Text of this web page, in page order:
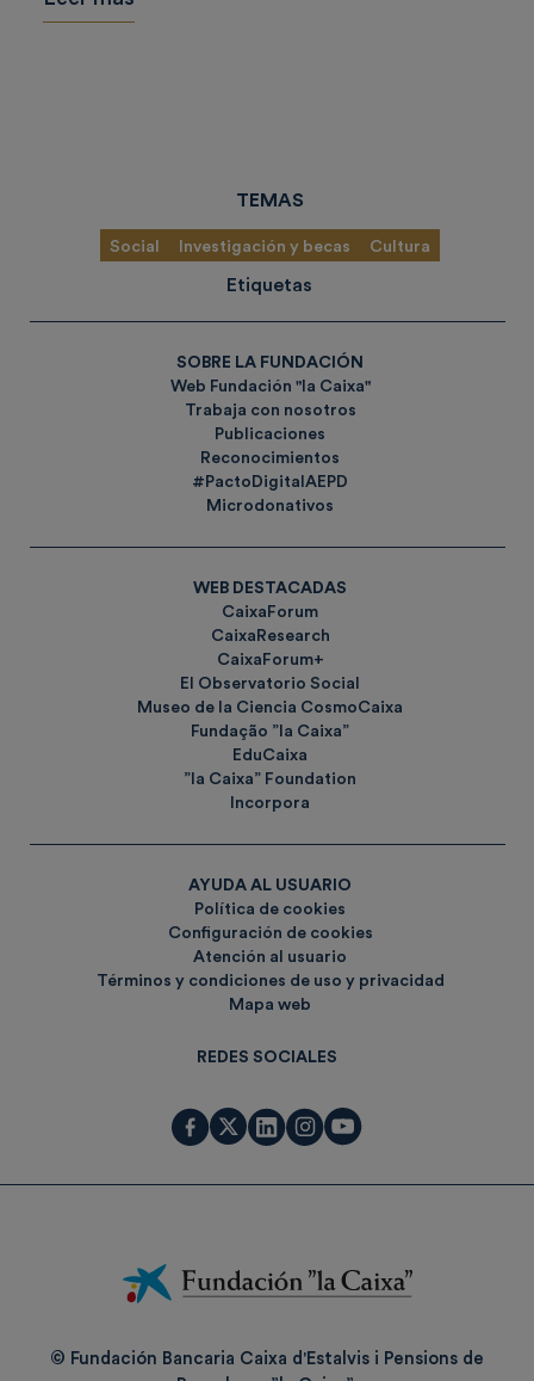
TEMAS
Social Investigación y becas Cultura
Etiquetas
SOBRE LA FUNDACIÓN
Web Fundación "la Caixa"
Trabaja con nosotros
Publicaciones
Reconocimientos
#PactoDigitalAEPD
Microdonativos
WEB DESTACADAS
CaixaForum
CaixaResearch
CaixaForum+
El Observatorio Social
Museo de la Ciencia CosmoCaixa
Fundação ”la Caixa”
EduCaixa
”la Caixa” Foundation
Incorpora
AYUDA AL USUARIO
Política de cookies
Configuración de cookies
Atención al usuario
Términos y condiciones de uso y privacidad
Mapa web
REDES SOCIALES
Fundación
La
© Fundación Bancaria Caixa d'Estalvis i Pensions de